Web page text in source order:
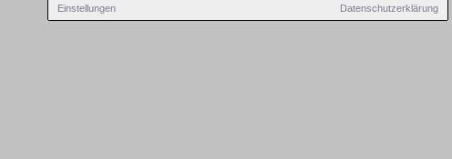
Einstellungen Datenschutzerklärung